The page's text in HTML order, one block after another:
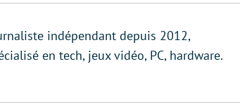
indépendant depuis 2012,
en tech, jeux vidéo, PC, hardware.